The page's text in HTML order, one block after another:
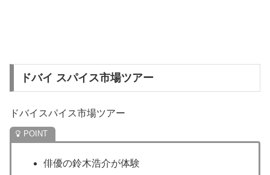
ドバイ スパイス市場ツアー
ドバイスパイス市場ツアー
俳優の鈴木浩介が体験